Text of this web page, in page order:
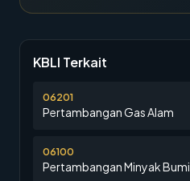
KBLI Terkait
06201
Pertambangan Gas Alam
06100
Pertambangan Minyak Bumi